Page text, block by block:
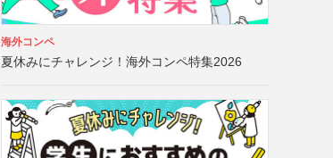
海外コンペ
夏休みにチャレンジ！海外コンペ特集2026